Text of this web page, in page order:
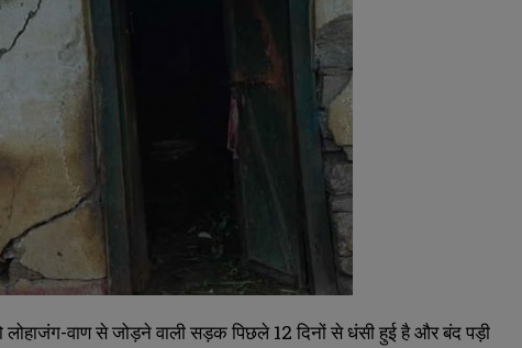
वाण से जोड़ने वाली सड़क पिछले 12 दिनों से धंसी हुई है और बंद पड़ी